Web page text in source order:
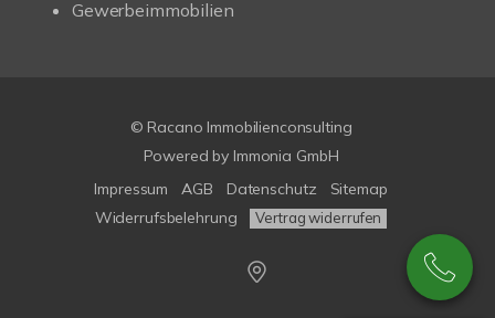
Gewerbeimmobilien
© Racano Immobilienconsulting
Powered by Immonia GmbH
Impressum
AGB Datenschutz
Sitemap
Widerrufsbelehrung
Vertrag widerrufen